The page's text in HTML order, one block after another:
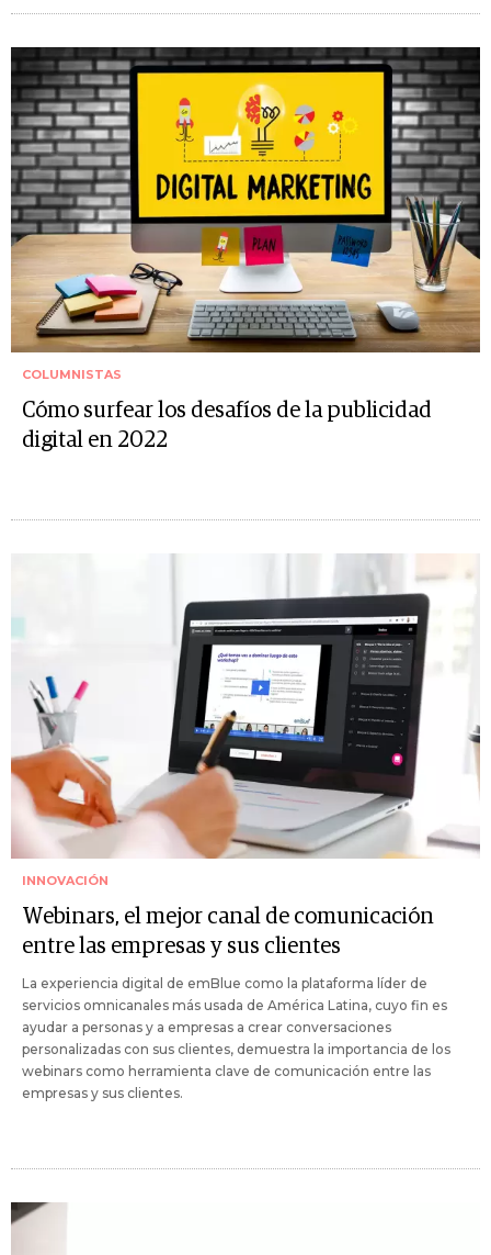
COLUMNISTAS
Cómo surfear los desafíos de la publicidad
digital en 2022
INNOVACIÓN
Webinars, el mejor canal de comunicación
entre las empresas y sus clientes
La experiencia digital de emBlue como la plataforma líder de
servicios omnicanales más usada de América Latina, cuyo fin es
ayudar a personas y a empresas a crear conversaciones
personalizadas con sus clientes, demuestra la importancia de los
webinars como herramienta clave de comunicación entre las
empresas y sus clientes.